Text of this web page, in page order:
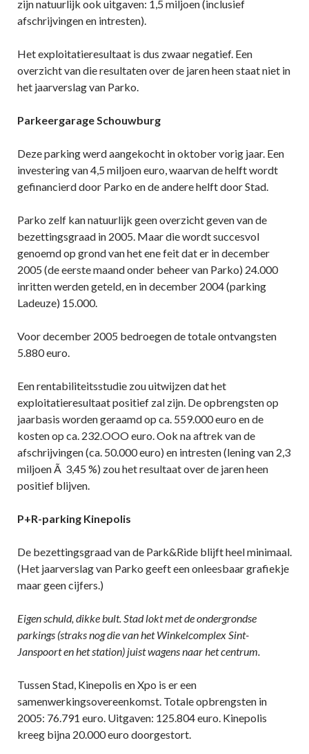
zijn natuurlijk ook uitgaven: 1,5 miljoen (inclusief
afschrijvingen en intresten).
Het exploitatieresultaat is dus zwaar negatief. Een
overzicht van die resultaten over de jaren heen staat niet in
het jaarverslag van Parko.
Parkeergarage Schouwburg
Deze parking werd aangekocht in oktober vorig jaar. Een
investering van 4,5 miljoen euro, waarvan de helft wordt
gefinancierd door Parko en de andere helft door Stad.
Parko zelf kan natuurlijk geen overzicht geven van de
bezettingsgraad in 2005. Maar die wordt succesvol
genoemd op grond van het ene feit dat er in december
2005 (de eerste maand onder beheer van Parko) 24.000
inritten werden geteld, en in december 2004 (parking
Ladeuze) 15.000.
Voor december 2005 bedroegen de totale ontvangsten
5.880 euro.
Een rentabiliteitsstudie zou uitwijzen dat het
exploitatieresultaat positief zal zijn. De opbrengsten op
jaarbasis worden geraamd op ca. 559.000 euro en de
kosten op ca. 232.OOO euro. Ook na aftrek van de
afschrijvingen (ca. 50.000 euro) en intresten (lening van 2,3
miljoen Ã 3,45 %) zou het resultaat over de jaren heen
positief blijven.
P+R-parking Kinepolis
De bezettingsgraad van de Park&Ride blijft heel minimaal.
(Het jaarverslag van Parko geeft een onleesbaar grafiekje
maar geen cijfers.)
Eigen schuld, dikke bult. Stad lokt met de ondergrondse
parkings (straks nog die van het Winkelcomplex Sint-
Janspoort en het station) juist wagens naar het centrum.
Tussen Stad, Kinepolis en Xpo is er een
samenwerkingsovereenkomst. Totale opbrengsten in
2005: 76.791 euro. Uitgaven: 125.804 euro. Kinepolis
kreeg bijna 20.000 euro doorgestort.